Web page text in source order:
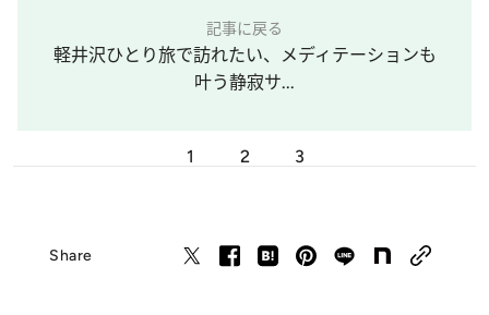
記事に戻る
軽井沢ひとり旅で訪れたい、メディテーションも
叶う静寂サ...
1 2 3
Share